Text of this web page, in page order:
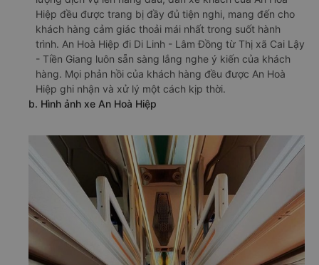
Hiệp đều được trang bị đầy đủ tiện nghi, mang đến cho
khách hàng cảm giác thoải mái nhất trong suốt hành
trình. An Hoà Hiệp đi Di Linh - Lâm Đồng từ Thị xã Cai Lậy
- Tiền Giang luôn sẵn sàng lắng nghe ý kiến của khách
hàng. Mọi phản hồi của khách hàng đều được An Hoà
Hiệp ghi nhận và xử lý một cách kịp thời.
b. Hình ảnh xe An Hoà Hiệp